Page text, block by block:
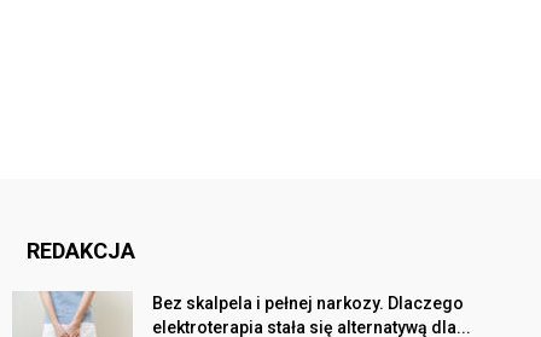
REDAKCJA
Bez skalpela i pełnej narkozy. Dlaczego
elektroterapia stała się alternatywą dla...